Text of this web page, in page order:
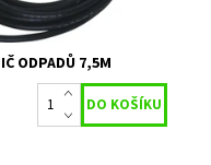
ODPADŮ 7,5M